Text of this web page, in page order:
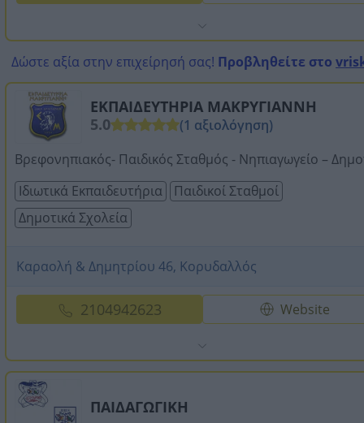
Δώστε αξία στην επιχείρησή σας! Προβληθείτε στο
ΕΚΠΑΙΔΕΥΤΗΡΙΑ ΜΑΚΡΥΓΙΑΝΝΗ
5.0
(1 αξιολόγηση)
Βρεφονηπιακός- Παιδικός Σταθμός - Νηπιαγωγείο –
Ιδιωτικά Εκπαιδευτήρια
Παιδικοί Σταθμοί
Δημοτικά Σχολεία
Καραολή & Δημητρίου 46, Κορυδαλλός
2104942623 Website
ΠΑΙΔΑΓΩΓΙΚΗ